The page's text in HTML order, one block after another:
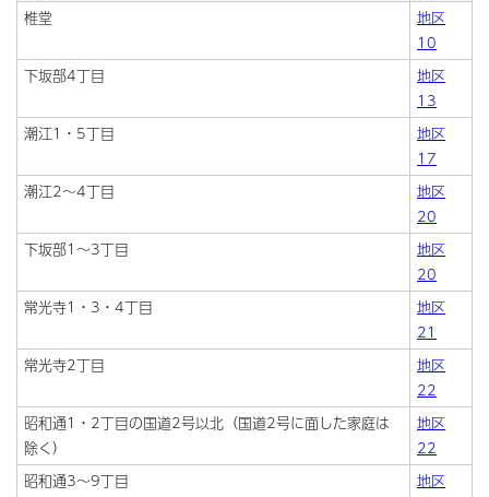
椎堂
地区
10
下坂部4丁目
地区
13
潮江1・5丁目
地区
17
潮江2～4丁目
地区
20
下坂部1～3丁目
地区
20
常光寺1・3・4丁目
地区
21
常光寺2丁目
地区
22
昭和通1・2丁目の国道2号以北（国道2号に面した家庭は
除く）
地区
22
昭和通3～9丁目
地区